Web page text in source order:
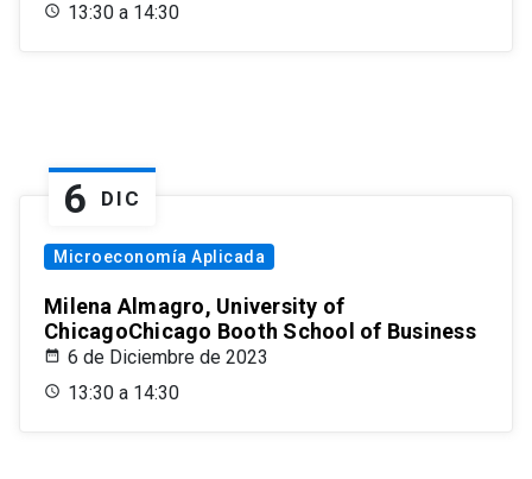
13:30 a 14:30
6 DIC
Microeconomía Aplicada
Milena Almagro, University of
ChicagoChicago Booth School of Business
6 de Diciembre de 2023
13:30 a 14:30